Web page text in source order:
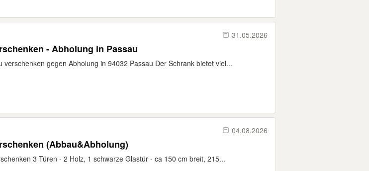
31.05.2026
- Abholung in Passau
verschenken gegen Abholung in 94032 Passau Der Schrank bietet viel...
04.08.2026
(Abbau&Abholung)
3 Türen - 2 Holz, 1 schwarze Glastür - ca 150 cm breit, 215...